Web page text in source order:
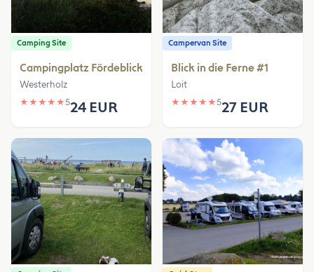
Camping Site
Campingplatz Fördeblick
Westerholz
★ ★ ★ ★ ★524 EUR
Campervan Site
Blick in die Ferne #1
Loit
★ ★ ★ ★ ★527 EUR